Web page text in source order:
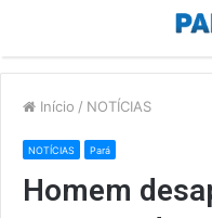
Início / NOTÍCIAS
NOTÍCIAS Pará
Homem